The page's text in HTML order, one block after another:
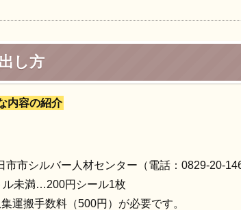
し方
内容の紹介
市市シルバー人材センター（電話：0829-20-
ル未満…200円シール1枚
運搬手数料（500円）が必要です。